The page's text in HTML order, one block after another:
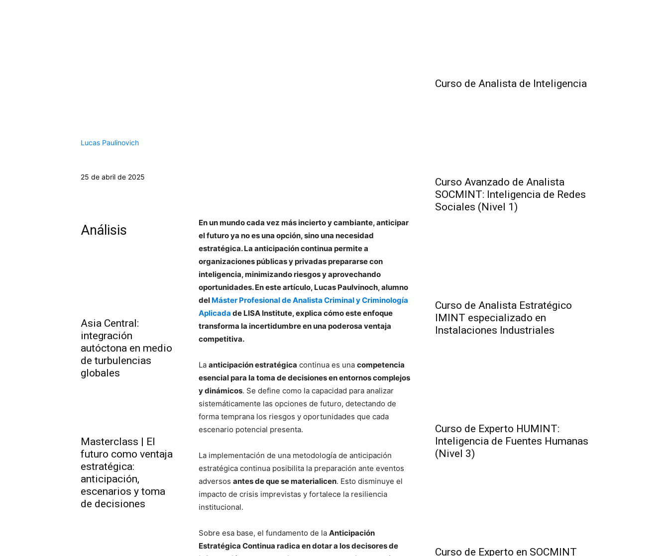
Lucas Paulinovich
25 de abril de 2025
Análisis
Asia Central:
integración
autóctona en medio
de turbulencias
globales
Masterclass | El
futuro como ventaja
estratégica:
anticipación,
escenarios y toma
de decisiones
En un mundo cada vez más incierto y cambiante, anticipar
el futuro ya no es una opción, sino una necesidad
estratégica. La anticipación continua permite a
organizaciones públicas y privadas prepararse con
inteligencia, minimizando riesgos y aprovechando
oportunidades. En este artículo, Lucas Paulvinoch, alumno
del Máster Profesional de Analista Criminal y Criminología
Aplicada de LISA Institute, explica cómo este enfoque
transforma la incertidumbre en una poderosa ventaja
competitiva.
Laanticipación estratégica continua es unacompetencia
esencial para la toma de decisiones en entornos complejos
y dinámicos. Se define como la capacidad para analizar
sistemáticamente las opciones de futuro, detectando de
forma temprana los riesgos y oportunidades que cada
escenario potencial presenta.
La implementación de una metodología de anticipación
estratégica continua posibilita la preparación ante eventos
adversosantes de que se materialicen. Esto disminuye el
impacto de crisis imprevistas y fortalece la resiliencia
institucional.
Sobre esa base, el fundamento de laAnticipación
Estratégica Continua radica en dotar a los decisores de
Curso de Analista de Inteligencia
Curso Avanzado de Analista
SOCMINT: Inteligencia de Redes
Sociales (Nivel 1)
Curso de Analista Estratégico
IMINT especializado en
Instalaciones Industriales
Curso de Experto HUMINT:
Inteligencia de Fuentes Humanas
(Nivel 3)
Curso de Experto en SOCMINT